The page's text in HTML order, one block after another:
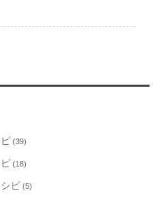
(39)
(18)
ピ (5)